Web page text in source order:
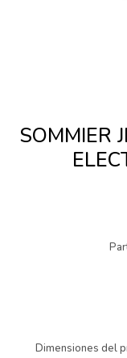
SOMMIER
Dimensiones del